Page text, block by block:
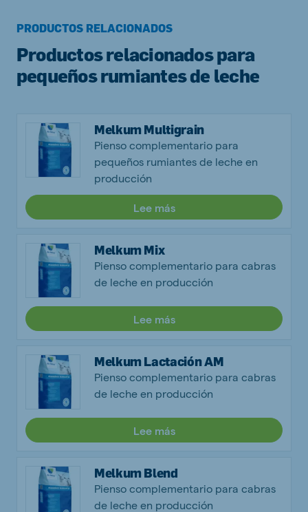
PRODUCTOS RELACIONADOS
Productos relacionados para
pequeños rumiantes de leche
Melkum Multigrain
Pienso complementario para
pequeños rumiantes de leche en
producción
Lee más
Melkum Mix
Pienso complementario para cabras
de leche en producción
Lee más
Melkum Lactación AM
Pienso complementario para cabras
de leche en producción
Lee más
Melkum Blend
Pienso complementario para cabras
de leche en producción